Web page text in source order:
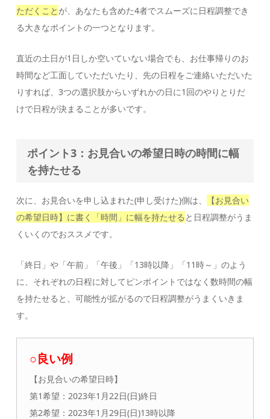
ただくこと が、あなたも含めた4者でスムーズに日程調整でき
る大きなポイントの一つとなります。
直近の土日が1日しか空いていない場合でも、お仕事帰りのお
時間など工面していただいたり、先の日程をご連絡いただいた
りすれば、3つの選択肢からいずれかの日に1回のやりとりだ
けで日程が決まることが多いです。
ポイント3：お見合いの希望日時の時間に幅
を持たせる
次に、お見合いを申し込まれた(申し受けた)側は、
【お見合い
の希望日時】に書く「時間」に幅を持たせる と日程調整がうま
くいくのでおススメです。
「終日」や「午前」「午後」「13時以降」「11時～」のよう
に、それぞれの日程に対してピンポイントではなく数時間の幅
を持たせると、可能性が拡がるので日程調整がうまくいきま
す。
○良い例
【お見合いの希望日時】
第1希望：2023年1月22日(日)終日
第2希望：2023年1月29日(日)13時以降